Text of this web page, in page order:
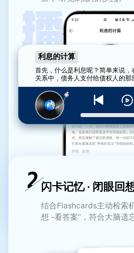
利息的计算
首先，什么是利息呢？简单来说，
关系中，债务人支付给债权人的那
了债权人最初…
闪卡记忆 · 闭眼回
结合Flashcards主动检索
想 -看答案”，符合大脑遗